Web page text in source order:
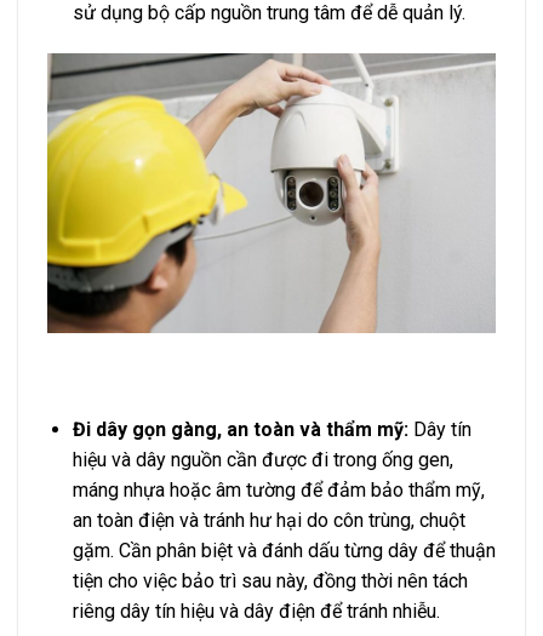
sử dụng bộ cấp nguồn trung tâm để dễ quản lý.
Đi dây gọn gàng, an toàn và thẩm mỹ:Dây tín
hiệu và dây nguồn cần được đi trong ống gen,
máng nhựa hoặc âm tường để đảm bảo thẩm mỹ,
an toàn điện và tránh hư hại do côn trùng, chuột
gặm. Cần phân biệt và đánh dấu từng dây để thuận
tiện cho việc bảo trì sau này, đồng thời nên tách
riêng dây tín hiệu và dây điện để tránh nhiễu.